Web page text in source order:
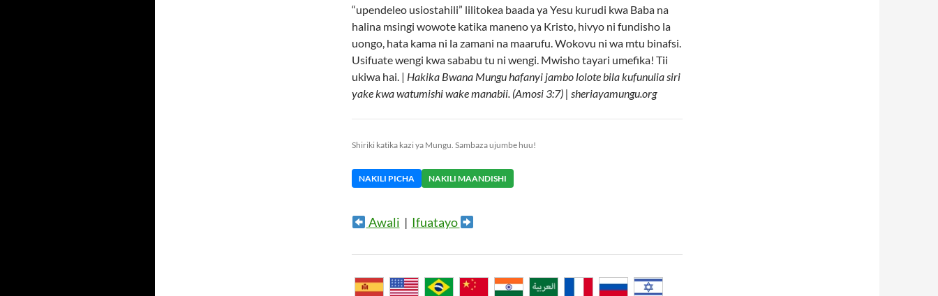
“upendeleo usiostahili” lilitokea baada ya Yesu kurudi kwa Baba na
halina msingi wowote katika maneno ya Kristo, hivyo ni fundisho la
uongo, hata kama ni la zamani na maarufu. Wokovu ni wa mtu binafsi.
Usifuate wengi kwa sababu tu ni wengi. Mwisho tayari umefika! Tii
ukiwa hai. | Hakika Bwana Mungu hafanyi jambo lolote bila kufunulia siri
yake kwa watumishi wake manabii. (Amosi 3:7) | sheriayamungu.org
Shiriki katika kazi ya Mungu. Sambaza ujumbe huu!
NAKILI PICHA NAKILI MAANDISHI
Awali | Ifuatayo